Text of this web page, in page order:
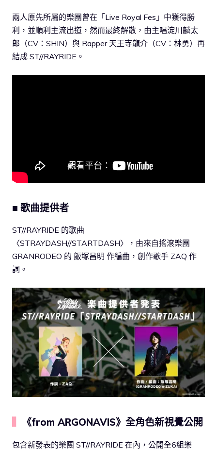
兩人原先所屬的樂團曾在「Live Royal Fes」中獲得勝
利，並順利主流出道，然而最終解散，由主唱淀川麟太
郎（CV：SHIN）與 Rapper 天王寺龍介（CV：林勇）再
結成 ST//RAYRIDE。
■ 歌曲提供者
ST//RAYRIDE 的歌曲
〈STRAYDASH//STARTDASH〉，由來自搖滾樂團
GRANRODEO 的 飯塚昌明 作編曲，創作歌手 ZAQ 作
詞。
《from ARGONAVIS》全角色新視覺公開
包含新發表的樂團 ST//RAYRIDE 在內，公開全6組樂